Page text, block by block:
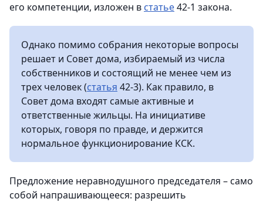
его компетенции, изложен в статье42-1 закона.
Однако помимо собрания некоторые вопросы
решает и Совет дома, избираемый из числа
собственников и состоящий не менее чем из
трех человек (статья 42-3). Как правило, в
Совет дома входят самые активные и
ответственные жильцы. На инициативе
которых, говоря по правде, и держится
нормальное функционирование КСК.
Предложение неравнодушного председателя – само
собой напрашивающееся: разрешить